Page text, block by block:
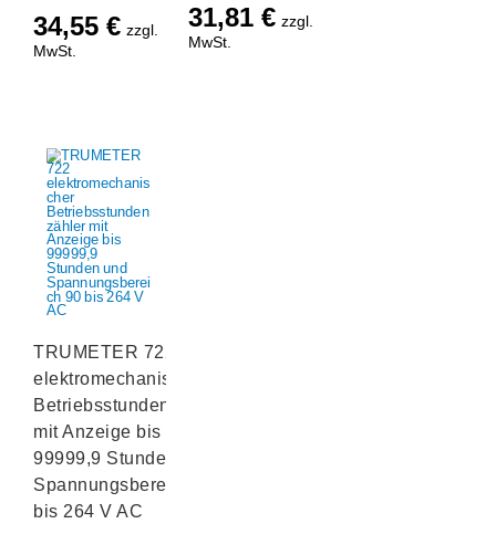
34,55 € zzgl.
MwSt.
31,81 € zzgl.
MwSt.
TRUMETER 722
elektromechanischer
Betriebsstundenzähler
mit Anzeige bis
99999,9 Stunden und
Spannungsbereich 90
bis 264 V AC